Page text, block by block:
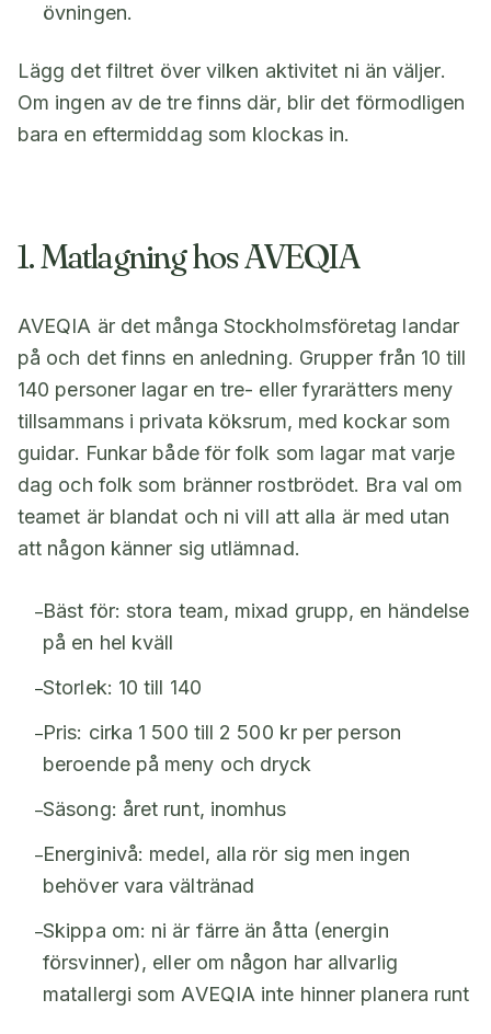
övningen.
Lägg det filtret över vilken aktivitet ni än väljer.
Om ingen av de tre finns där, blir det förmodligen
bara en eftermiddag som klockas in.
1. Matlagning hos AVEQIA
AVEQIA är det många Stockholmsföretag landar
på och det finns en anledning. Grupper från 10 till
140 personer lagar en tre- eller fyrarätters meny
tillsammans i privata köksrum, med kockar som
guidar. Funkar både för folk som lagar mat varje
dag och folk som bränner rostbrödet. Bra val om
teamet är blandat och ni vill att alla är med utan
att någon känner sig utlämnad.
–Bäst för: stora team, mixad grupp, en händelse
på en hel kväll
–Storlek: 10 till 140
–Pris: cirka 1 500 till 2 500 kr per person
beroende på meny och dryck
–Säsong: året runt, inomhus
–Energinivå: medel, alla rör sig men ingen
behöver vara vältränad
–Skippa om: ni är färre än åtta (energin
försvinner), eller om någon har allvarlig
matallergi som AVEQIA inte hinner planera runt